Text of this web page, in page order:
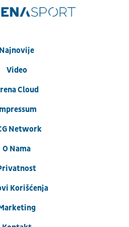
Najnovije
Video
Cloud
Network
O Nama
Korišćenja